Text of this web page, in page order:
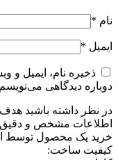
نام *
ایمیل *
ذخیره نام، ایمیل و
دوباره دیدگاهی
در نظر داشته باشید هدف
اطلاعات مشخص و دقیق
خرید یک محصول توسط
کیفیت ساخت: